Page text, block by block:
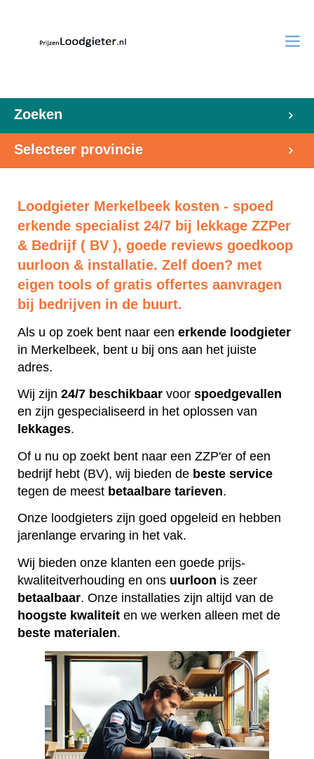
Zoeken
Selecteer provincie
Loodgieter Merkelbeek kosten - spoed
erkende specialist 24/7 bij lekkage ZZPer
& Bedrijf ( BV ), goede reviews goedkoop
uurloon & installatie. Zelf doen? met
eigen tools of gratis offertes aanvragen
bij bedrijven in de buurt.
Als u op zoek bent naar een erkende loodgieter
in Merkelbeek, bent u bij ons aan het juiste
adres.
Wij zijn 24/7 beschikbaar voor spoedgevallen
en zijn gespecialiseerd in het oplossen van
lekkages.
Of u nu op zoekt bent naar een ZZP'er of een
bedrijf hebt (BV), wij bieden de beste service
tegen de meest betaalbare tarieven.
Onze loodgieters zijn goed opgeleid en hebben
jarenlange ervaring in het vak.
Wij bieden onze klanten een goede prijs-
kwaliteitverhouding en ons uurloon is zeer
betaalbaar. Onze installaties zijn altijd van de
hoogste kwaliteit en we werken alleen met de
beste materialen.